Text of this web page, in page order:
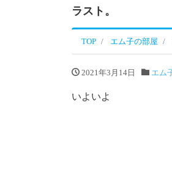
ラスト。
TOP エム子の部屋
2021年3月14日 エム
いよいよ